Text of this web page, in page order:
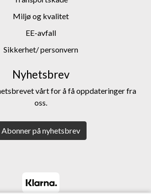
Miljø og kvalitet
EE-avfall
Sikkerhet/ personvern
Nyhetsbrev
vårt for å få oppdateringer fra
oss.
Abonner på nyhetsbrev